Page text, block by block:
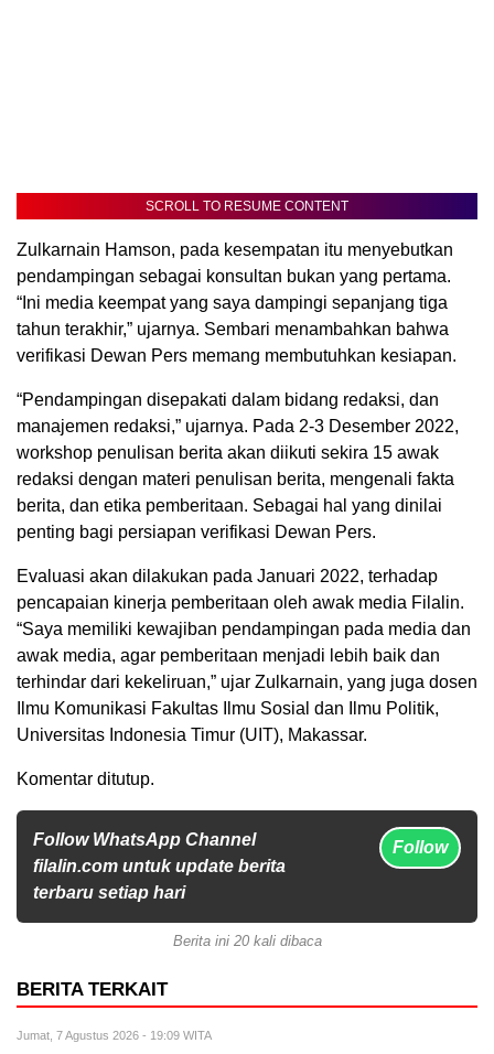
SCROLL TO RESUME CONTENT
Zulkarnain Hamson, pada kesempatan itu menyebutkan
pendampingan sebagai konsultan bukan yang pertama.
“Ini media keempat yang saya dampingi sepanjang tiga
tahun terakhir,” ujarnya. Sembari menambahkan bahwa
verifikasi Dewan Pers memang membutuhkan kesiapan.
“Pendampingan disepakati dalam bidang redaksi, dan
manajemen redaksi,” ujarnya. Pada 2-3 Desember 2022,
workshop penulisan berita akan diikuti sekira 15 awak
redaksi dengan materi penulisan berita, mengenali fakta
berita, dan etika pemberitaan. Sebagai hal yang dinilai
penting bagi persiapan verifikasi Dewan Pers.
Evaluasi akan dilakukan pada Januari 2022, terhadap
pencapaian kinerja pemberitaan oleh awak media Filalin.
“Saya memiliki kewajiban pendampingan pada media dan
awak media, agar pemberitaan menjadi lebih baik dan
terhindar dari kekeliruan,” ujar Zulkarnain, yang juga dosen
Ilmu Komunikasi Fakultas Ilmu Sosial dan Ilmu Politik,
Universitas Indonesia Timur (UIT), Makassar.
Komentar ditutup.
Follow WhatsApp Channel
filalin.com untuk update berita
terbaru setiap hari
Follow
Berita ini 20 kali dibaca
BERITA TERKAIT
Jumat, 7 Agustus 2026 - 19:09 WITA